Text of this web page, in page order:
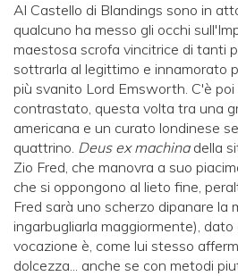
Al Castello di Blandings sono in
qualcuno ha messo gli occhi
maestosa scrofa vincitrice di tanti
sottrarla al legittimo e innamorato
più svanito Lord Emsworth. C'è
contrastato, questa volta tra una
americana e un curato londinese
quattrino. Deus ex machina della
Zio Fred, che manovra a suo
che si oppongono al lieto fine,
Fred sarà uno scherzo dipanare la
ingarbugliarla maggiormente), dato
vocazione è, come lui stesso
dolcezza... anche se con metodi